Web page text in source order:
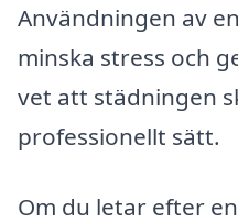
Användningen av
minska stress och
vet att städningen
professionellt sätt.
Om du letar efter